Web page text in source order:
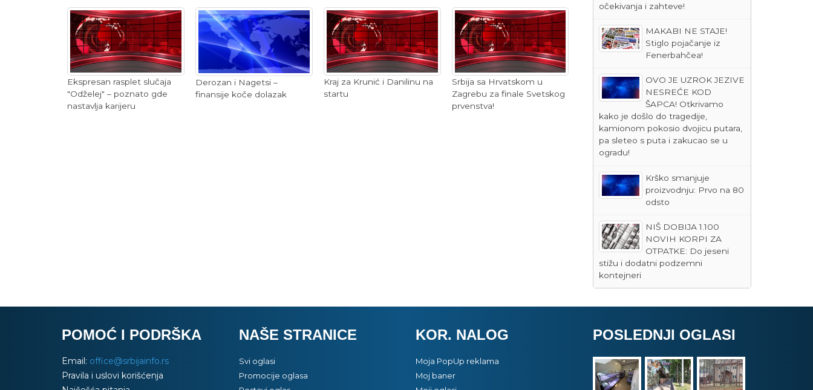
Ekspresan rasplet slučaja
"Odželej" – poznato gde
nastavlja karijeru
Derozan i Nagetsi –
finansije koče dolazak
Kraj za Krunić i Danilinu na
startu
Srbija sa Hrvatskom u
Zagrebu za finale Svetskog
prvenstva!
očekivanja i zahteve!
MAKABI NE STAJE!
Stiglo pojačanje iz
Fenerbahčea!
OVO JE UZROK JEZIVE
NESREĆE KOD
ŠAPCA! Otkrivamo
kako je došlo do tragedije,
kamionom pokosio dvojicu putara,
pa sleteo s puta i zakucao se u
ogradu!
Krško smanjuje
proizvodnju: Prvo na 80
odsto
NIŠ DOBIJA 1.100
NOVIH KORPI ZA
OTPATKE: Do jeseni
stižu i dodatni podzemni
kontejneri
POMOĆ I PODRŠKA
Email: office@srbijainfo.rs
Pravila i uslovi korišćenja
NAŠE STRANICE
Svi oglasi
Promocije oglasa
KOR. NALOG
Moja PopUp reklama
Moj baner
POSLEDNJI OGLASI